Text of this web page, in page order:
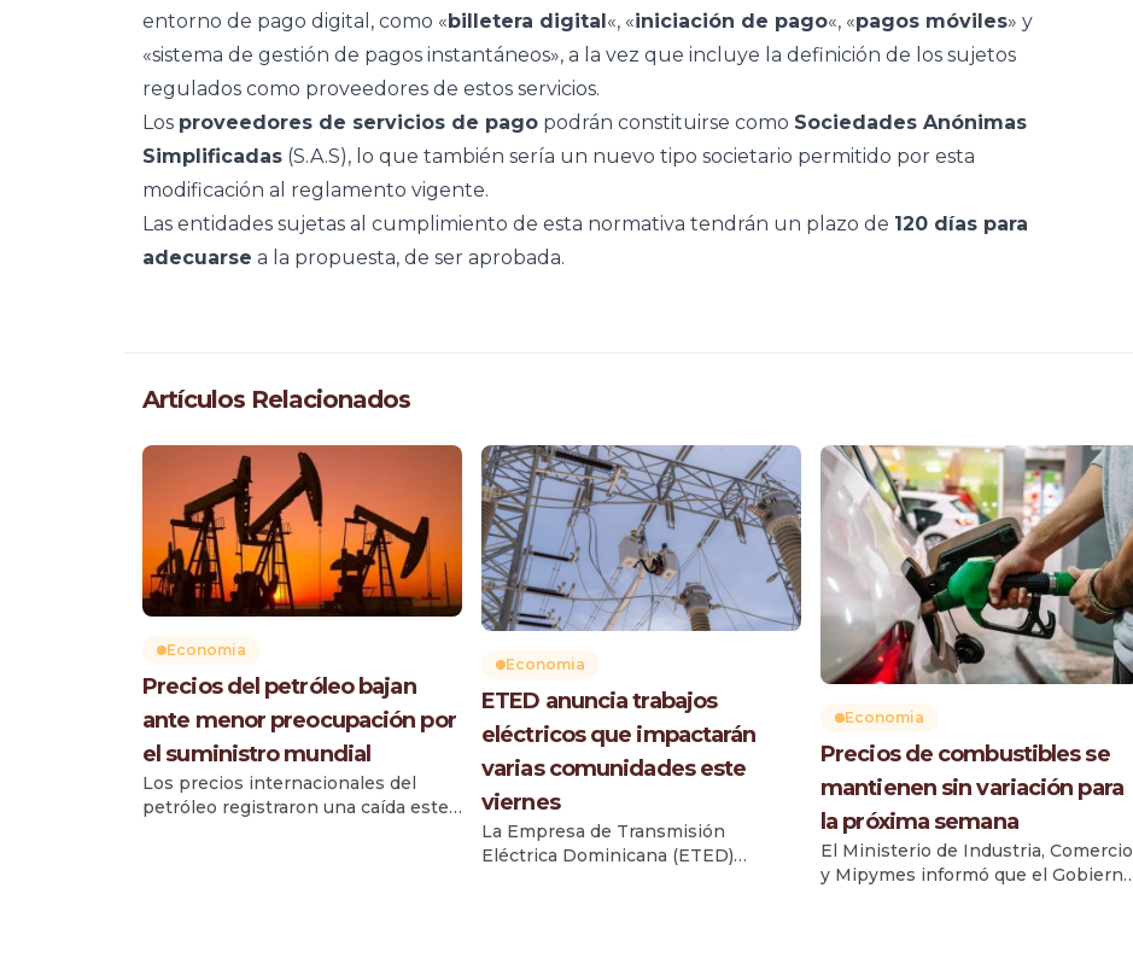
entorno de pago digital, como «billetera digital«, «iniciación de pago«, «pagos móviles» y
«sistema de gestión de pagos instantáneos», a la vez que incluye la definición de los sujetos
regulados como proveedores de estos servicios.
Los proveedores de servicios de pago podrán constituirse como Sociedades Anónimas
Simplificadas (S.A.S), lo que también sería un nuevo tipo societario permitido por esta
modificación al reglamento vigente.
Las entidades sujetas al cumplimiento de esta normativa tendrán un plazo de 120 días para
adecuarse a la propuesta, de ser aprobada.
Artículos Relacionados
Economia
Precios del petróleo bajan
ante menor preocupación por
el suministro mundial
Los precios internacionales del
petróleo registraron una caída este
Economia
ETED anuncia trabajos
eléctricos que impactarán
varias comunidades este
viernes
La Empresa de Transmisión
Eléctrica Dominicana (ETED)
Economia
Precios de combustibles se
mantienen sin variación para
la próxima semana
El Ministerio de Industria, Comercio
y Mipymes informó que el Gobierno